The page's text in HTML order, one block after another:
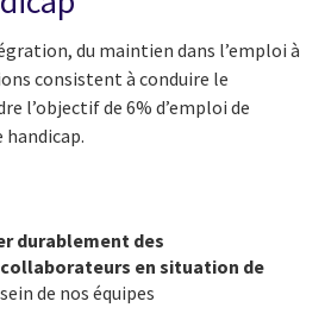
du maintien dans l’emploi à
consistent à conduire le
l’objectif de 6% d’emploi de
durablement des
en situation de
de nos équipes